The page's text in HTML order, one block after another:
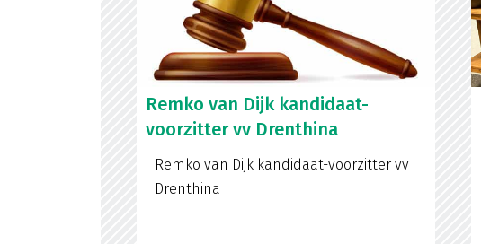
Remko van Dijk kandidaat-
voorzitter vv Drenthina
Remko van Dijk kandidaat-voorzitter vv
Drenthina